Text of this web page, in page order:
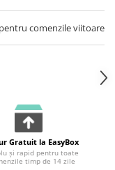
comenzile viitoare
Gratuit la EasyBox
și rapid pentru toate
timp de 14 zile